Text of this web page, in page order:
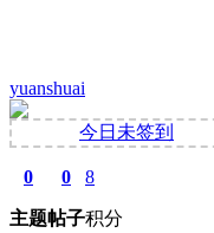
yuanshuai
今日未签到
0
主题
0
帖子
8
积分